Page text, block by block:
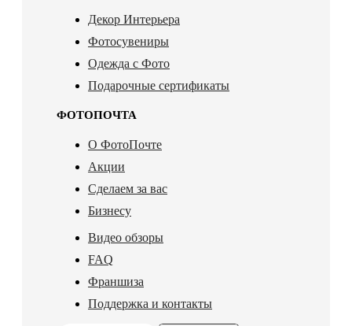
Декор Интерьера
Фотосувениры
Одежда с Фото
Подарочные сертификаты
ФОТОПОЧТА
О ФотоПочте
Акции
Сделаем за вас
Бизнесу
Видео обзоры
FAQ
Франшиза
Поддержка и контакты